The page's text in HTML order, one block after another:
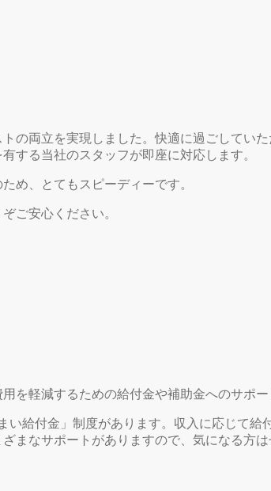
の両立を実現しました。快適に過ごしてい
する当社のスタッフが即座に対応します。
め、とてもスピーディーです。
ご安心ください。
を軽減するための給付金や補助金へのサポー
給付金」制度があります。収入に応じて給
なサポートがありますので、気になる方は